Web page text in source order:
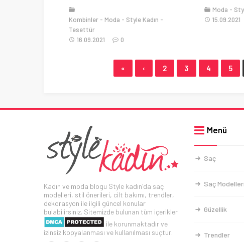
Kombinler Moda
Style Kadın
Tesettür
16.09.2021
0
Moda
15.09.2021
« ‹ 2 3 4 5
Kadın ve moda blogu Style kadın'da saç
modelleri, stil önerileri, cilt bakımı, trendler,
dekorasyon ile ilgili güncel konular
bulabilirsiniz. Sitemizde bulunan tüm içerikler
ile korunmaktadır ve
izinsiz kopyalanması ve kullanılması suçtur.
Menü
Saç
Saç Modelleri
Güzellik
Trendler